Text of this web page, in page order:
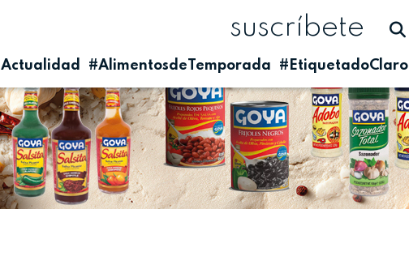
Actualidad #AlimentosdeTemporada #EtiquetadoClaro
suscríbete